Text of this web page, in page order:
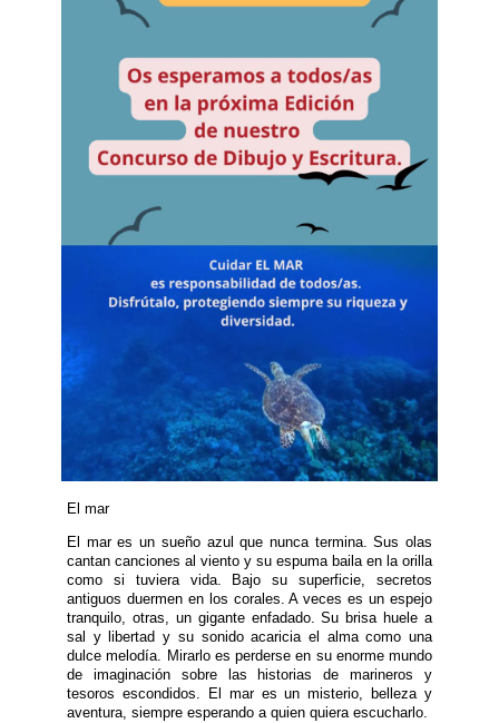
El mar
El mar es un sueño azul que nunca termina. Sus olas
cantan canciones al viento y su espuma baila en la orilla
como si tuviera vida. Bajo su superficie, secretos
antiguos duermen en los corales. A veces es un espejo
tranquilo, otras, un gigante enfadado. Su brisa huele a
sal y libertad y su sonido acaricia el alma como una
dulce melodía. Mirarlo es perderse en su enorme mundo
de imaginación sobre las historias de marineros y
tesoros escondidos. El mar es un misterio, belleza y
aventura, siempre esperando a quien quiera escucharlo.